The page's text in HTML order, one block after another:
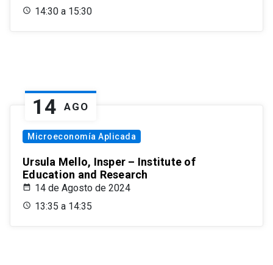
14:30 a 15:30
14 AGO
Microeconomía Aplicada
Ursula Mello, Insper – Institute of
Education and Research
14 de Agosto de 2024
13:35 a 14:35